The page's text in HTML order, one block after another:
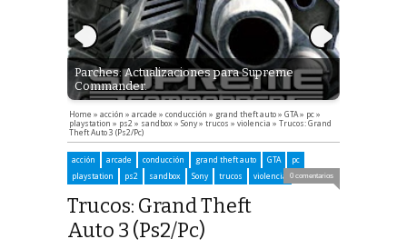
Parches: Actualizaciones para Supreme
Commander.
Home » acción » arcade » conducción » grand theft auto » GTA » pc »
playstation » ps2 » sandbox » Sony» trucos » violencia » Trucos: Grand
Theft Auto 3 (Ps2/Pc)
acción arcade conducción grand theft auto GTA
pc
playstation
ps2 sandbox Sony trucos violencia 0 comentarios
Trucos: Grand Theft
Auto 3 (Ps2/Pc)